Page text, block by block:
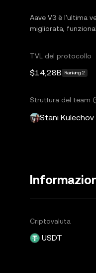
Aave V3 è l'ultima
migliorata,
TVL del protocollo
$14,28B Ranking 2
Struttura del team
Stani Kulechov
Criptovaluta
USDT